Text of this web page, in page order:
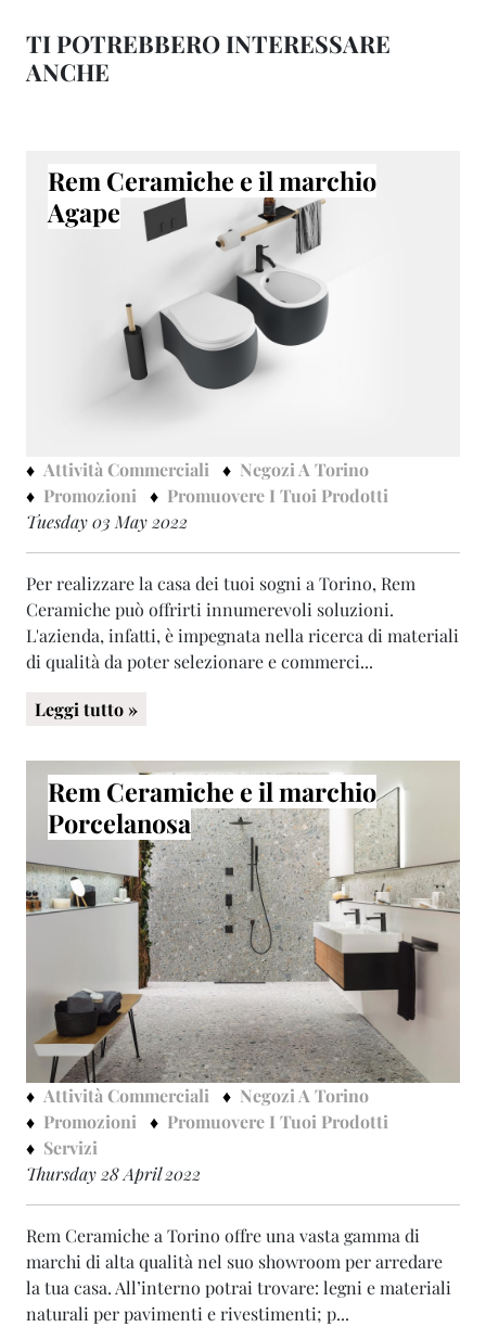
TI POTREBBERO INTERESSARE
ANCHE
Rem Ceramiche e il marchio
Agape
Attività Commerciali
Negozi A Torino
Promozioni
Promuovere I Tuoi Prodotti
Tuesday 03 May 2022
Per realizzare la casa dei tuoi sogni a Torino, Rem
Ceramiche può offrirti innumerevoli soluzioni.
L'azienda, infatti, è impegnata nella ricerca di materiali
di qualità da poter selezionare e commerci...
Leggi tutto »
Rem Ceramiche e il marchio
Porcelanosa
Attività Commerciali
Negozi A Torino
Promozioni
Promuovere I Tuoi Prodotti
Servizi
Thursday 28 April 2022
Rem Ceramiche a Torino offre una vasta gamma di
marchi di alta qualità nel suo showroom per arredare
la tua casa. All’interno potrai trovare: legni e materiali
naturali per pavimenti e rivestimenti; p...